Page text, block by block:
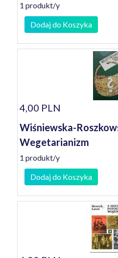
1 produkt/y
Dodaj do Koszyka
4,00 PLN
Wiśniewska-
Wegetarianizm
1 produkt/y
Dodaj do Koszyka